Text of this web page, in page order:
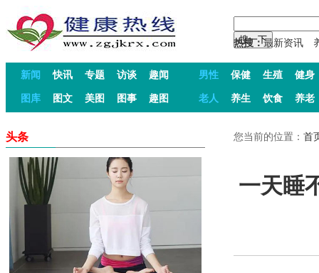
热搜：最新资讯
新闻 快讯 专题 访谈 趣闻 男性 保健 生殖 健身
图库 图文 美图 图事 趣图 老人 养生 饮食 养老
头条 您当前的位置： 首
一天睡